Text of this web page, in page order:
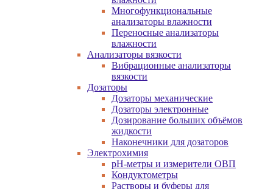
Многофункциональные
анализаторы влажности
Переносные анализаторы
влажности
Анализаторы вязкости
Вибрационные анализаторы
вязкости
Дозаторы
Дозаторы механические
Дозаторы электронные
Дозирование больших объёмов
жидкости
Наконечники для дозаторов
Электрохимия
pH-метры и измерители ОВП
Кондуктометры
Растворы и буферы для